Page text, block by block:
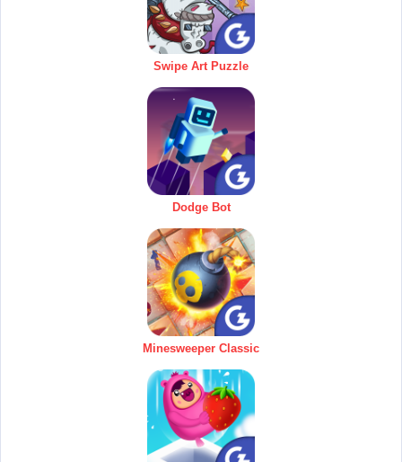
Swipe Art Puzzle
Dodge Bot
Minesweeper Classic